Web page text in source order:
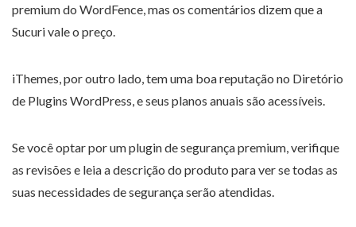
premium do WordFence, mas os comentários dizem que a
Sucuri vale o preço.
iThemes, por outro lado, tem uma boa reputação no Diretório
de Plugins WordPress, e seus planos anuais são acessíveis.
Se você optar por um plugin de segurança premium, verifique
as revisões e leia a descrição do produto para ver se todas as
suas necessidades de segurança serão atendidas.